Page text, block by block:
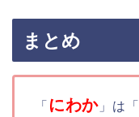
まとめ
「 にわか 」は「